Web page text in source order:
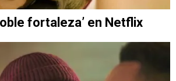
fortaleza’ en Netflix